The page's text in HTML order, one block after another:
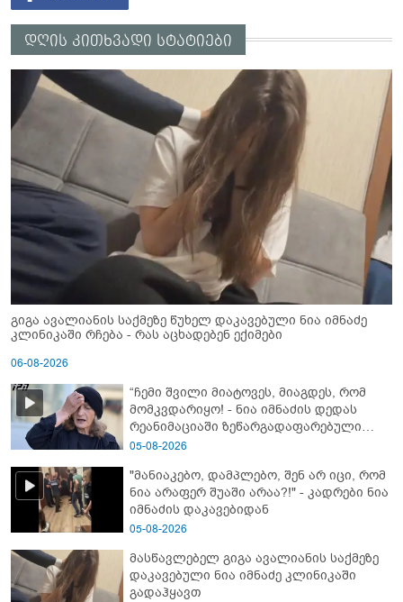
დღის კითხვადი სტატიები
გიგა ავალიანის საქმეზე წუხელ დაკავებული ნია იმნაძე
კლინიკაში რჩება - რას აცხადებენ ექიმები
06-08-2026
“ჩემი შვილი მიატოვეს, მიაგდეს, რომ
მომკვდარიყო! - ნია იმნაძის დედას
რეანიმაციაში ზეწარგადაფარებული
შვილი არ უნახავს” - გიგა ავალიანის
05-08-2026
"მანიაკებო, დამპლებო, შენ არ იცი, რომ
ნია არაფერ შუაში არაა?!" - კადრები ნია
იმნაძის დაკავებიდან
05-08-2026
მასწავლებელ გიგა ავალიანის საქმეზე
დაკავებული ნია იმნაძე კლინიკაში
გადაჰყავთ